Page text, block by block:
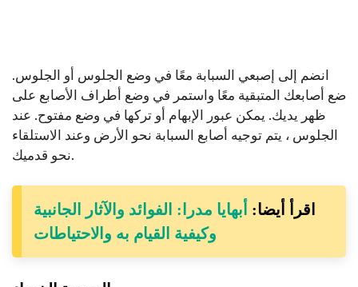
انضم إلى إصبعي السبابة معًا في وضع الجلوس أو الجلوس.
ضع أصابعك المتبقية معًا واستمر في وضع أطراف الأصابع على
ظهر يديك. يمكن عبور الإبهام أو تركها في وضع مفتوح. عند
الجلوس ، يتم توجيه أصابع السبابة نحو الأرض وعند الاستلقاء
نحو قدميك.
اقرأ أيضا: أبهايا مدرا: الفوائد والآثار الجانبية
وكيفية القيام به والاحتياطات